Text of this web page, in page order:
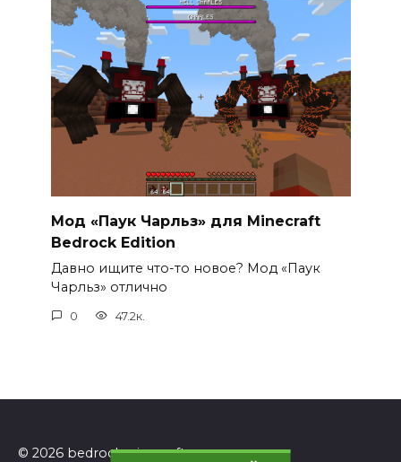
Мод «Паук Чарльз» для Minecraft
Bedrock Edition
Давно ищите что-то новое? Мод «Паук
Чарльз» отлично
0 47.2к.
© 2026 bedrockminecraft.ru